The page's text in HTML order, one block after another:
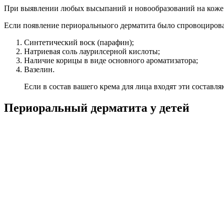
При выявлении любых высыпаний и новообразований на коже
Если появление периоральныого дерматита было
Синтетический воск (парафин);
Натриевая соль лаурилсерной кислоты;
Наличие корицы в виде основного ароматизатора;
Вазелин.
Если в состав вашего крема для лица входят эти
Периоральный дерматита у детей